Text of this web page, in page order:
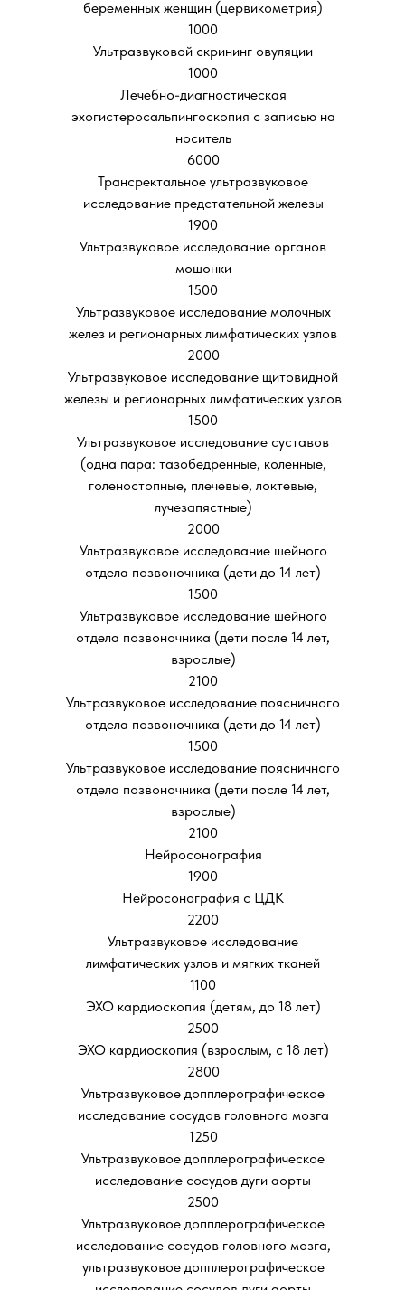
беременных женщин (цервикометрия)
1000
Ультразвуковой скрининг овуляции
1000
Лечебно-диагностическая
эхогистеросальпингоскопия с записью на
носитель
6000
Трансректальное ультразвуковое
исследование предстательной железы
1900
Ультразвуковое исследование органов
мошонки
1500
Ультразвуковое исследование молочных
желез и регионарных лимфатических узлов
2000
Ультразвуковое исследование щитовидной
железы и регионарных лимфатических узлов
1500
Ультразвуковое исследование суставов
(одна пара: тазобедренные, коленные,
голеностопные, плечевые, локтевые,
лучезапястные)
2000
Ультразвуковое исследование шейного
отдела позвоночника (дети до 14 лет)
1500
Ультразвуковое исследование шейного
отдела позвоночника (дети после 14 лет,
взрослые)
2100
Ультразвуковое исследование поясничного
отдела позвоночника (дети до 14 лет)
1500
Ультразвуковое исследование поясничного
отдела позвоночника (дети после 14 лет,
взрослые)
2100
Нейросонография
1900
Нейросонография с ЦДК
2200
Ультразвуковое исследование
лимфатических узлов и мягких тканей
1100
ЭХО кардиоскопия (детям, до 18 лет)
2500
ЭХО кардиоскопия (взрослым, с 18 лет)
2800
Ультразвуковое допплерографическое
исследование сосудов головного мозга
1250
Ультразвуковое допплерографическое
исследование сосудов дуги аорты
2500
Ультразвуковое допплерографическое
исследование сосудов головного мозга,
ультразвуковое допплерографическое